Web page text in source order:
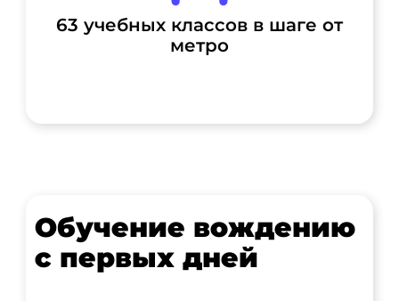
63 учебных классов в шаге от
метро
Обучение вождению
с первых дней